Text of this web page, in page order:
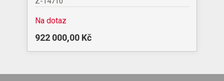
Na dotaz
922 000,00 Kč